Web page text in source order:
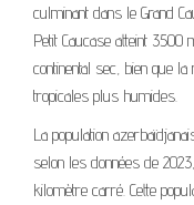
culminant dans le Grand
Petit Caucase atteint 3500
continental sec, bien que
tropicales plus humides.
La population
selon les données de
kilomètre carré. Cette